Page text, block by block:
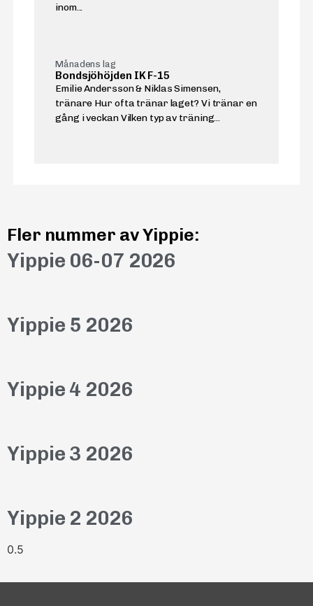
inom...
Månadens lag
Bondsjöhöjden IK F-15
Emilie Andersson & Niklas Simensen,
tränare Hur ofta tränar laget? Vi tränar en
gång i veckan Vilken typ av träning...
Fler nummer av Yippie:
Yippie 06-07 2026
Yippie 5 2026
Yippie 4 2026
Yippie 3 2026
Yippie 2 2026